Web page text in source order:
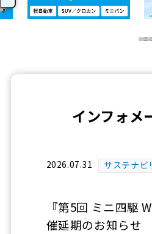
インフォメ
2026.07.31 サステナビ
『第5回 ミニ四駆
催延期のお知らせ